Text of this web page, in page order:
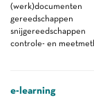
(werk)documenten
gereedschappen
snijgereedschappen
controle- en
e-learning